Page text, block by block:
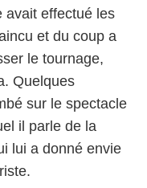
avait effectué les
et du coup a
le tournage,
Quelques
sur le spectacle
il parle de la
lui a donné envie